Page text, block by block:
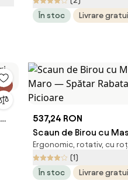
Picioare
În stoc
Livrare
537,24 RON
Scaun de Birou cu
Maro — Spătar
Picioare
Ergonomic, rotativ, cu
(1)
În stoc
Livrare